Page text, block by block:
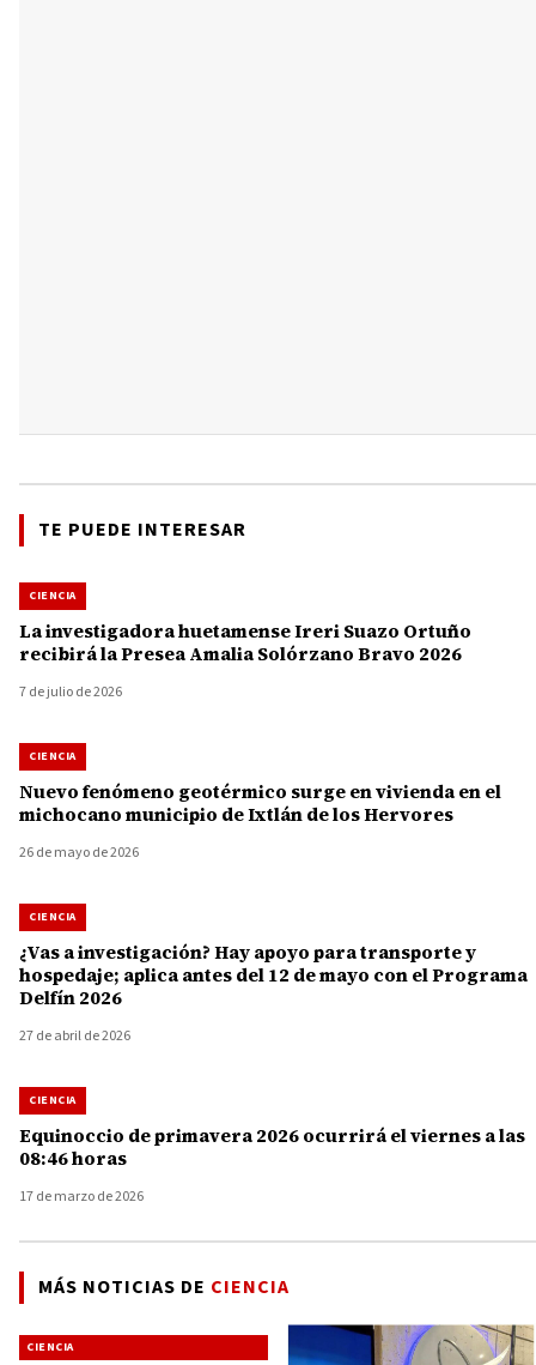
TE PUEDE INTERESAR
CIENCIA
La investigadora huetamense Ireri Suazo Ortuño
recibirá la Presea Amalia Solórzano Bravo 2026
7 de julio de 2026
CIENCIA
Nuevo fenómeno geotérmico surge en vivienda en el
michocano municipio de Ixtlán de los Hervores
26 de mayo de 2026
CIENCIA
¿Vas a investigación? Hay apoyo para transporte y
hospedaje; aplica antes del 12 de mayo con el Programa
Delfín 2026
27 de abril de 2026
CIENCIA
Equinoccio de primavera 2026 ocurrirá el viernes a las
08:46 horas
17 de marzo de 2026
MÁS NOTICIAS DE CIENCIA
CIENCIA